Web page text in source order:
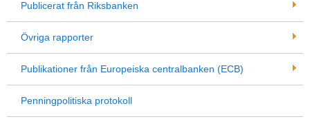
Publicerat från Riksbanken
Övriga rapporter
Publikationer från Europeiska centralbanken (ECB)
Penningpolitiska protokoll